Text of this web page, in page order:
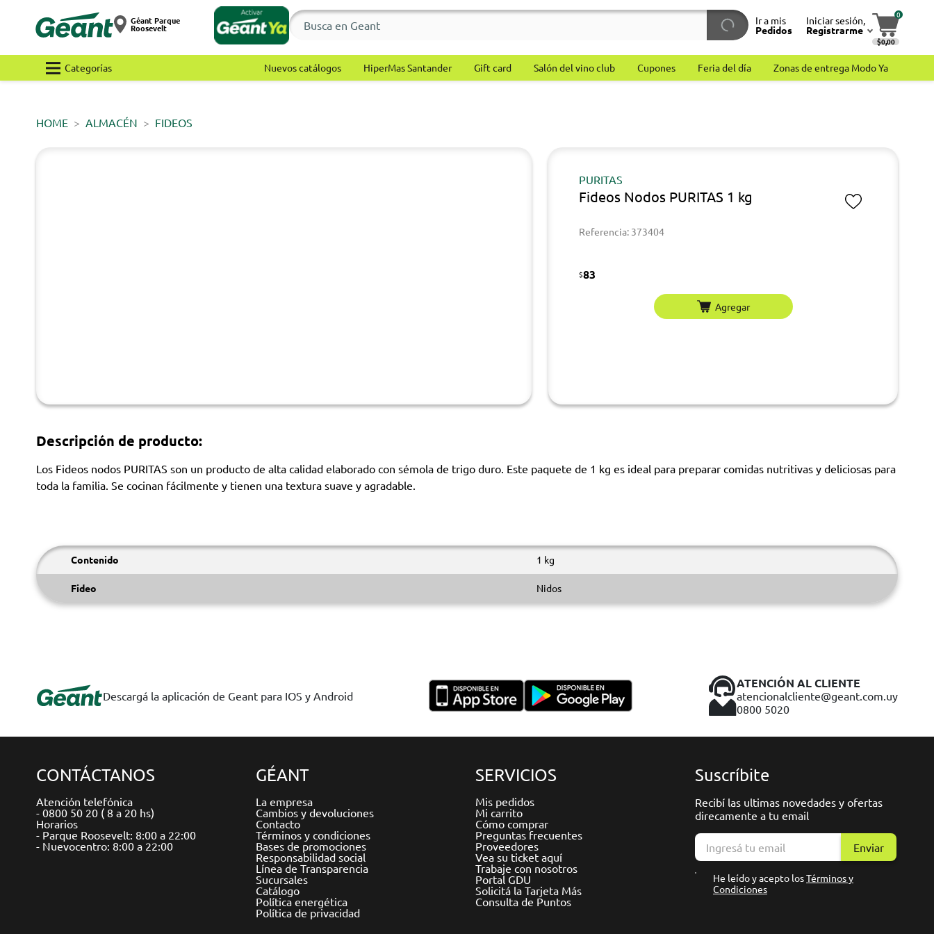
Géant Parque
Roosevelt
Ir a mis
Pedidos
Iniciar sesión,
Registrarme
0
$0,00
Categorías Nuevos catálogos HiperMas Santander Gift card Salón del vino club Cupones Feria del día Zonas de entrega Modo Ya
HOME ALMACÉN FIDEOS
PURITAS
Fideos Nodos PURITAS 1 kg
Referencia: 373404
$83
Agregar
Descripción de producto:
Los Fideos nodos PURITAS son un producto de alta calidad elaborado con sémola de trigo duro. Este paquete de 1 kg es ideal para preparar comidas nutritivas y deliciosas para
toda la familia. Se cocinan fácilmente y tienen una textura suave y agradable.
Contenido 1 kg
Fideo Nidos
Descargá la aplicación de Geant para IOS y Android
ATENCIÓN AL CLIENTE
atencionalcliente@geant.com.uy
0800 5020
CONTÁCTANOS
Atención telefónica
- 0800 50 20 ( 8 a 20 hs)
Horarios
- Parque Roosevelt: 8:00 a 22:00
- Nuevocentro: 8:00 a 22:00
GÉANT
La empresa
Cambios y devoluciones
Contacto
Términos y condiciones
Bases de promociones
Responsabilidad social
Línea de Transparencia
Sucursales
Catálogo
Política energética
Política de privacidad
SERVICIOS
Mis pedidos
Mi carrito
Cómo comprar
Preguntas frecuentes
Proveedores
Vea su ticket aquí
Trabaje con nosotros
Portal GDU
Solicitá la Tarjeta Más
Consulta de Puntos
Suscríbite
Recibí las ultimas novedades y ofertas
direcamente a tu email
Enviar
He leído y acepto losTérminos y
Condiciones